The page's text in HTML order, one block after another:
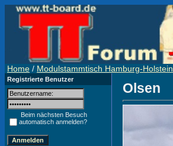
Home / Modulstammtisch Hamburg-Holstein
Registrierte Benutzer
Beim nächsten Besuch
automatisch anmelden?
Olsen